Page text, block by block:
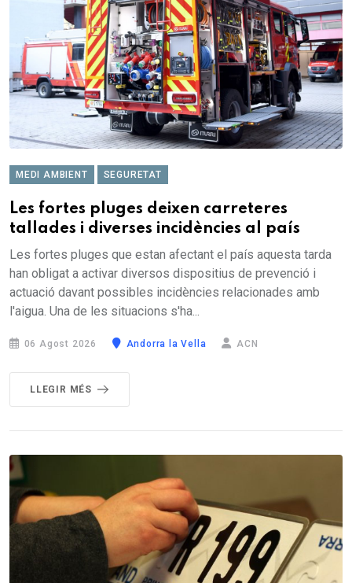
MEDI AMBIENT SEGURETAT
Les fortes pluges deixen carreteres
tallades i diverses incidències al país
Les fortes pluges que estan afectant el país aquesta tarda
han obligat a activar diversos dispositius de prevenció i
actuació davant possibles incidències relacionades amb
l'aigua. Una de les situacions s'ha...
06 Agost 2026 Andorra la Vella ACN
LLEGIR MÉS